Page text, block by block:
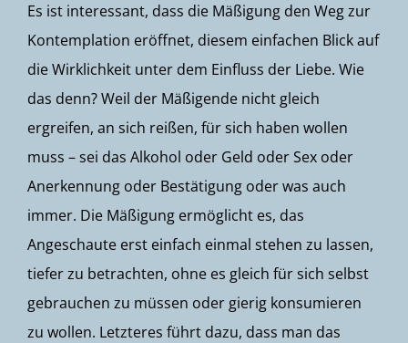
Es ist interessant, dass die Mäßigung den Weg zur
Kontemplation eröffnet, diesem einfachen Blick auf
die Wirklichkeit unter dem Einfluss der Liebe. Wie
das denn? Weil der Mäßigende nicht gleich
ergreifen, an sich reißen, für sich haben wollen
muss – sei das Alkohol oder Geld oder Sex oder
Anerkennung oder Bestätigung oder was auch
immer. Die Mäßigung ermöglicht es, das
Angeschaute erst einfach einmal stehen zu lassen,
tiefer zu betrachten, ohne es gleich für sich selbst
gebrauchen zu müssen oder gierig konsumieren
zu wollen. Letzteres führt dazu, dass man das